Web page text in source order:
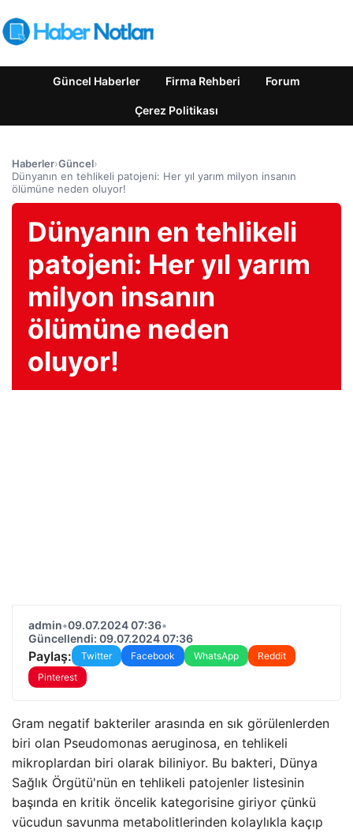
Güncel Haberler Firma Rehberi Forum
Çerez Politikası
Haberler›Güncel›
Dünyanın en tehlikeli patojeni: Her yıl yarım milyon insanın
ölümüne neden oluyor!
Dünyanın en tehlikeli
patojeni: Her yıl yarım
milyon insanın
ölümüne neden
oluyor!
admin•09.07.2024 07:36•
Güncellendi: 09.07.2024 07:36
Paylaş: Twitter Facebook WhatsApp
Reddit
Pinterest
Gram negatif bakteriler arasında en sık görülenlerden
biri olan Pseudomonas aeruginosa, en tehlikeli
mikroplardan biri olarak biliniyor. Bu bakteri, Dünya
Sağlık Örgütü'nün en tehlikeli patojenler listesinin
başında en kritik öncelik kategorisine giriyor çünkü
vücudun savunma metabolitlerinden kolaylıkla kaçıp